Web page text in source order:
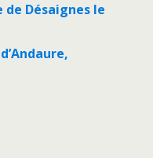
Désaignes le